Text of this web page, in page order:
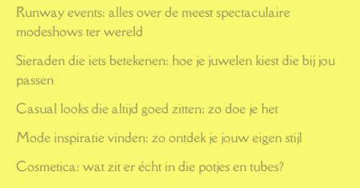
Runway events: alles over de meest spectaculaire
modeshows ter wereld
Sieraden die iets betekenen: hoe je juwelen kiest die bij jou
passen
Casual looks die altijd goed zitten: zo doe je het
Mode inspiratie vinden: zo ontdek je jouw eigen stijl
Cosmetica: wat zit er écht in die potjes en tubes?